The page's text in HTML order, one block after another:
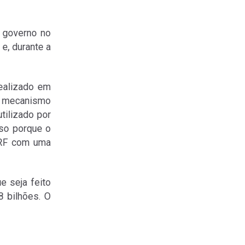
no
durante a
em
por
porque o
com uma
seja feito
bilhões. O